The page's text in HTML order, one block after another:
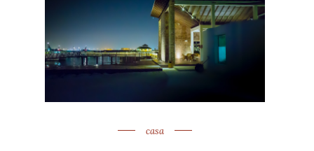
casa